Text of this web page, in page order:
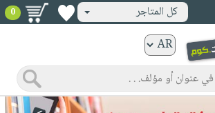
كل المتاجر 0